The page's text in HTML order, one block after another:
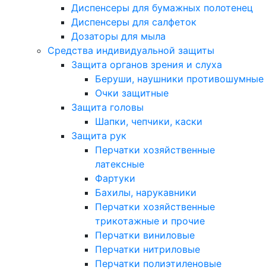
Диспенсеры для бумажных полотенец
Диспенсеры для салфеток
Дозаторы для мыла
Средства индивидуальной защиты
Защита органов зрения и слуха
Беруши, наушники противошумные
Очки защитные
Защита головы
Шапки, чепчики, каски
Защита рук
Перчатки хозяйственные
латексные
Фартуки
Бахилы, нарукавники
Перчатки хозяйственные
трикотажные и прочие
Перчатки виниловые
Перчатки нитриловые
Перчатки полиэтиленовые